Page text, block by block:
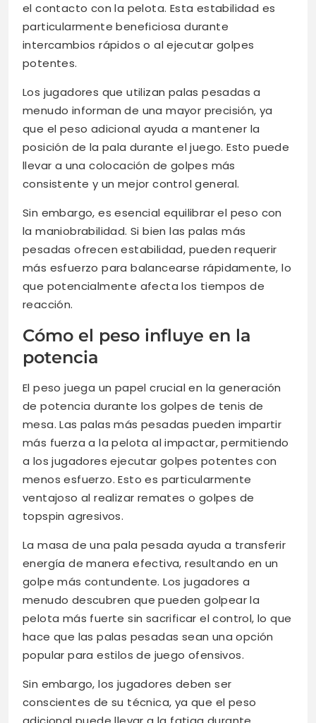
el contacto con la pelota. Esta estabilidad es
particularmente beneficiosa durante
intercambios rápidos o al ejecutar golpes
potentes.
Los jugadores que utilizan palas pesadas a
menudo informan de una mayor precisión, ya
que el peso adicional ayuda a mantener la
posición de la pala durante el juego. Esto puede
llevar a una colocación de golpes más
consistente y un mejor control general.
Sin embargo, es esencial equilibrar el peso con
la maniobrabilidad. Si bien las palas más
pesadas ofrecen estabilidad, pueden requerir
más esfuerzo para balancearse rápidamente, lo
que potencialmente afecta los tiempos de
reacción.
Cómo el peso influye en la
potencia
El peso juega un papel crucial en la generación
de potencia durante los golpes de tenis de
mesa. Las palas más pesadas pueden impartir
más fuerza a la pelota al impactar, permitiendo
a los jugadores ejecutar golpes potentes con
menos esfuerzo. Esto es particularmente
ventajoso al realizar remates o golpes de
topspin agresivos.
La masa de una pala pesada ayuda a transferir
energía de manera efectiva, resultando en un
golpe más contundente. Los jugadores a
menudo descubren que pueden golpear la
pelota más fuerte sin sacrificar el control, lo que
hace que las palas pesadas sean una opción
popular para estilos de juego ofensivos.
Sin embargo, los jugadores deben ser
conscientes de su técnica, ya que el peso